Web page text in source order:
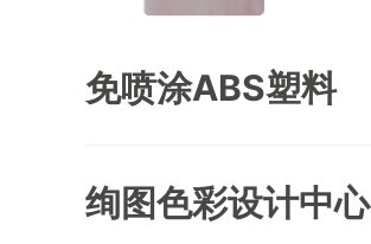
免喷涂ABS塑料
绚图色彩设计中心